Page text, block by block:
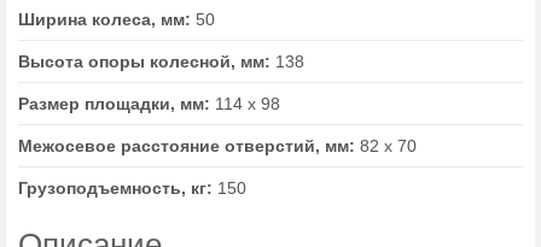
Ширина колеса, мм: 50
Высота опоры колесной, мм: 138
Размер площадки, мм: 114 х 98
Межосевое расстояние отверстий, мм: 82 х 70
Грузоподъемность, кг: 150